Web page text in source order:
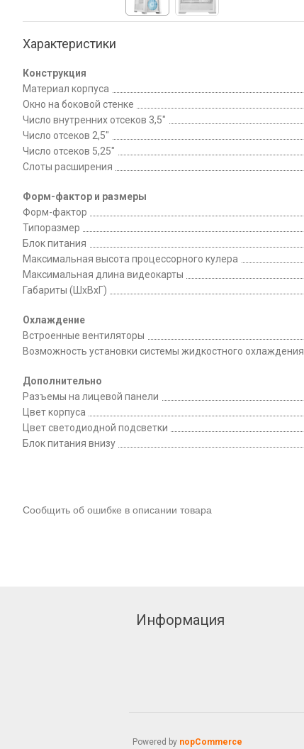
Характеристики
Конструкция
Материал корпуса
Окно на боковой стенке
Число внутренних отсеков 3,5"
Число отсеков 2,5"
Число отсеков 5,25"
Слоты расширения
Форм-фактор и размеры
Форм-фактор
Типоразмер
Блок питания
Максимальная высота процессорного кулера
Максимальная длина видеокарты
Габариты (ШхВхГ)
Охлаждение
Встроенные вентиляторы
Возможность установки системы жидкостного охлаждения
Дополнительно
Разъемы на лицевой панели
Цвет корпуса
Цвет светодиодной подсветки
Блок питания внизу
Сообщить об ошибке в описании товара
Информация
Powered by nopCommerce